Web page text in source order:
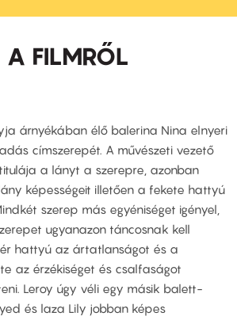
A FILMRŐL
árnyékában élő balerina Nina elnyeri
címszerepét. A művészeti vezető
a lányt a szerepre, azonban
képességeit illetően a fekete hattyú
szerep más egyéniséget igényel,
ugyanazon táncosnak kell
hattyú az ártatlanságot és a
az érzékiséget és csalfaságot
Leroy úgy véli egy másik balett-
és laza Lily jobban képes